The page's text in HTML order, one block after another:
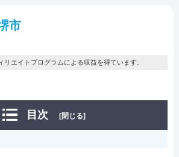
市
エイトプログラムによる収益を得ています。
目次 [閉じる]